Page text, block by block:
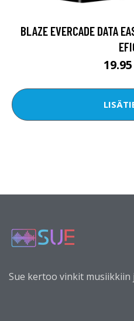
BLAZE EVERCADE DATA
Sue kertoo vinkit musiikkiin